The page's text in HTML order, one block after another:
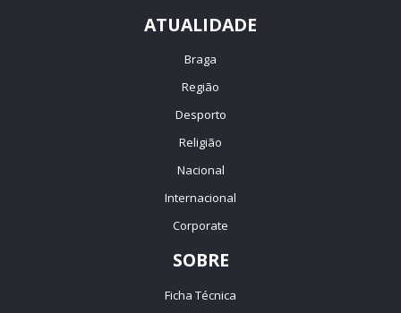
ATUALIDADE
Braga
Região
Desporto
Religião
Nacional
Internacional
Corporate
SOBRE
Ficha Técnica